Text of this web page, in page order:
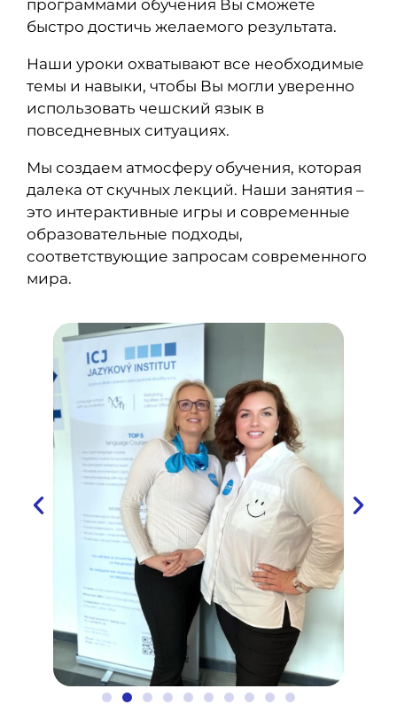
программами обучения Вы сможете
быстро достичь желаемого результата.
Наши уроки охватывают все необходимые
темы и навыки, чтобы Вы могли уверенно
использовать чешский язык в
повседневных ситуациях.
Мы создаем атмосферу обучения, которая
далека от скучных лекций. Наши занятия –
это интерактивные игры и современные
образовательные подходы,
соответствующие запросам современного
мира.